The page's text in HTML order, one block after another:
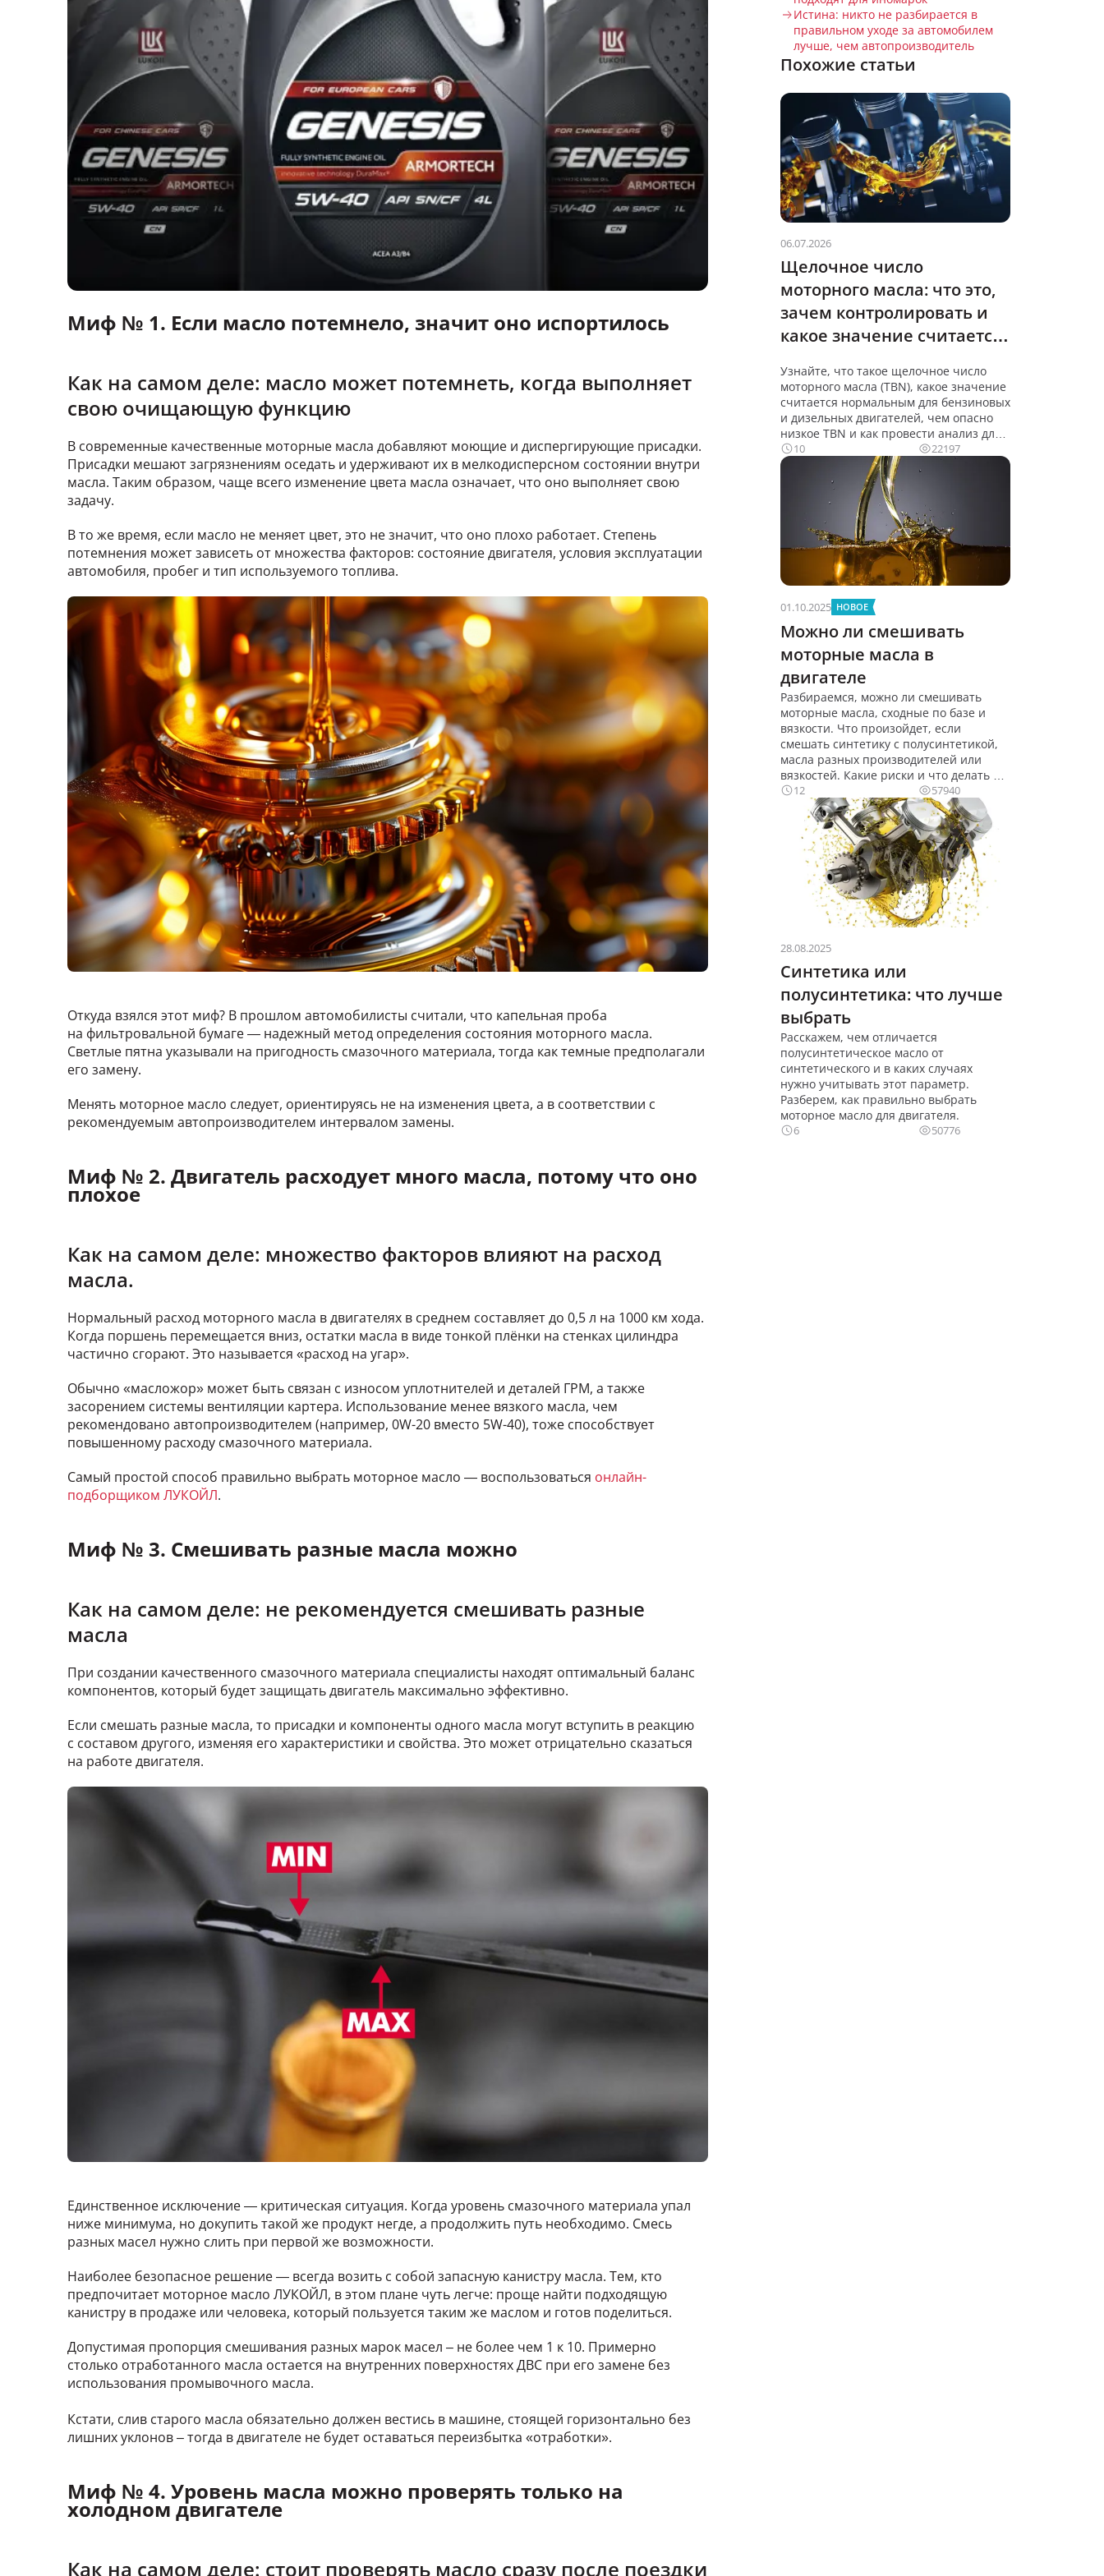
Миф № 1. Если масло потемнело, значит оно испортилось
Как на самом деле: масло может потемнеть, когда выполняет
свою очищающую функцию
В современные качественные моторные масла добавляют моющие и диспергирующие присадки.
Присадки мешают загрязнениям оседать и удерживают их в мелкодисперсном состоянии внутри
масла. Таким образом, чаще всего изменение цвета масла означает, что оно выполняет свою
задачу.
В то же время, если масло не меняет цвет, это не значит, что оно плохо работает. Степень
потемнения может зависеть от множества факторов: состояние двигателя, условия эксплуатации
автомобиля, пробег и тип используемого топлива.
Откуда взялся этот миф? В прошлом автомобилисты считали, что капельная проба
на фильтровальной бумаге — надежный метод определения состояния моторного масла.
Светлые пятна указывали на пригодность смазочного материала, тогда как темные предполагали
его замену.
Менять моторное масло следует, ориентируясь не на изменения цвета, а в соответствии с
рекомендуемым автопроизводителем интервалом замены.
Миф № 2. Двигатель расходует много масла, потому что оно
плохое
Как на самом деле: множество факторов влияют на расход
масла.
Нормальный расход моторного масла в двигателях в среднем составляет до 0,5 л на 1000 км хода.
Когда поршень перемещается вниз, остатки масла в виде тонкой плёнки на стенках цилиндра
частично сгорают. Это называется «расход на угар».
Обычно «масложор» может быть связан с износом уплотнителей и деталей ГРМ, а также
засорением системы вентиляции картера. Использование менее вязкого масла, чем
рекомендовано автопроизводителем (например, 0W-20 вместо 5W-40), тоже способствует
повышенному расходу смазочного материала.
Самый простой способ правильно выбрать моторное масло — воспользоваться онлайн-
подборщиком ЛУКОЙЛ.
Миф № 3. Смешивать разные масла можно
Как на самом деле: не рекомендуется смешивать разные
масла
При создании качественного смазочного материала специалисты находят оптимальный баланс
компонентов, который будет защищать двигатель максимально эффективно.
Если смешать разные масла, то присадки и компоненты одного масла могут вступить в реакцию
с составом другого, изменяя его характеристики и свойства. Это может отрицательно сказаться
на работе двигателя.
Единственное исключение — критическая ситуация. Когда уровень смазочного материала упал
ниже минимума, но докупить такой же продукт негде, а продолжить путь необходимо. Смесь
разных масел нужно слить при первой же возможности.
Наиболее безопасное решение — всегда возить с собой запасную канистру масла. Тем, кто
предпочитает моторное масло ЛУКОЙЛ, в этом плане чуть легче: проще найти подходящую
канистру в продаже или человека, который пользуется таким же маслом и готов поделиться.
Допустимая пропорция смешивания разных марок масел – не более чем 1 к 10. Примерно
столько отработанного масла остается на внутренних поверхностях ДВС при его замене без
использования промывочного масла.
Кстати, слив старого масла обязательно должен вестись в машине, стоящей горизонтально без
лишних уклонов – тогда в двигателе не будет оставаться переизбытка «отработки».
Миф № 4. Уровень масла можно проверять только на
холодном двигателе
Как на самом деле: стоит проверять масло сразу после поездки
Истина: никто не разбирается в
правильном уходе за автомобилем
лучше, чем автопроизводитель
Похожие статьи
06.07.2026
Щелочное число
моторного масла: что это,
зачем контролировать и
какое значение считается
Узнайте, что такое щелочное число
моторного масла (TBN), какое значение
считается нормальным для бензиновых
и дизельных двигателей, чем опасно
низкое TBN и как провести анализ для
10 22197
01.10.2025 НОВОЕ
Можно ли смешивать
моторные масла в
двигателе
Разбираемся, можно ли смешивать
моторные масла, сходные по базе и
вязкости. Что произойдет, если
смешать синтетику с полусинтетикой,
масла разных производителей или
вязкостей. Какие риски и что делать в
экстренной ситуации.
12 57940
28.08.2025
Синтетика или
полусинтетика: что лучше
выбрать
Расскажем, чем отличается
полусинтетическое масло от
синтетического и в каких случаях
нужно учитывать этот параметр.
Разберем, как правильно выбрать
моторное масло для двигателя.
6 50776